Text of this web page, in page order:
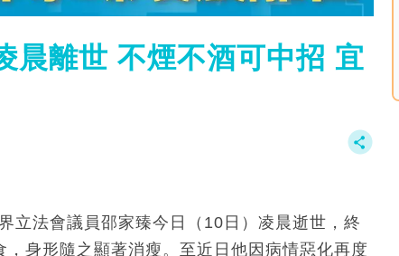
晨離世 不煙不酒可中招 宜
立法會議員邵家臻今日（10日）凌晨逝世，終
身形隨之顯著消瘦。至近日他因病情惡化再度